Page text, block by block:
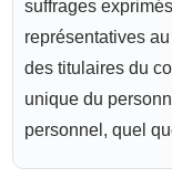
suffrages
représentatives
des titulaires du
unique du
personnel, quel